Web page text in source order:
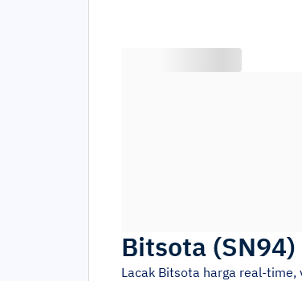
Bitsota (SN94)
Lacak Bitsota harga real-time,